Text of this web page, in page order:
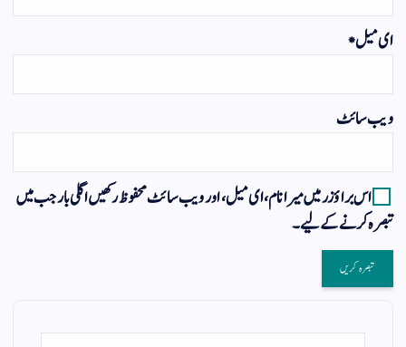
ای میل*
ویب‌ سائٹ
اس براؤزر میں میرا نام، ای میل، اور ویب سائٹ محفوظ رکھیں اگلی بار جب میں
تبصرہ کرنے کےلیے۔